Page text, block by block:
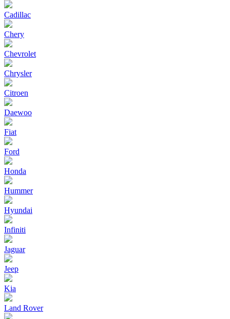
Cadillac
Chery
Chevrolet
Chrysler
Citroen
Daewoo
Fiat
Ford
Honda
Hummer
Hyundai
Infiniti
Jaguar
Jeep
Kia
Land Rover